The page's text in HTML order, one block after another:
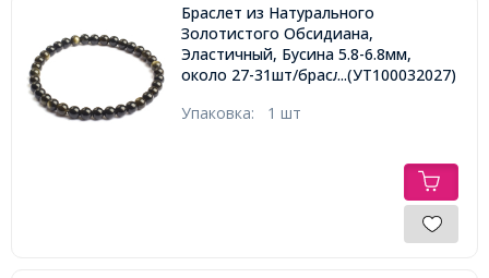
Браслет из Натурального
Золотистого Обсидиана,
Эластичный, Бусина 5.8-6.8мм,
около 27-31шт/браслет,...(УТ100032027)
Упаковка: 1 шт